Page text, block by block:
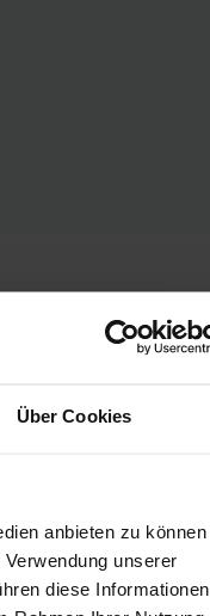
Über Cookies
anbieten zu können
unserer
diese Informationen